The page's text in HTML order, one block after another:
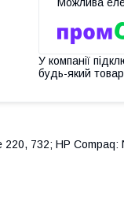
У компанії
будь-який
732; HP Compaq: